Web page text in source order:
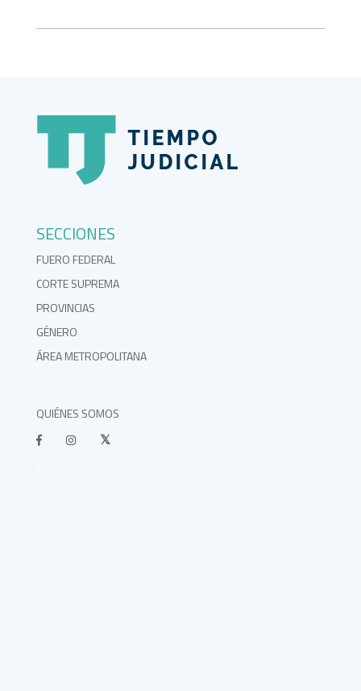
SECCIONES
FUERO FEDERAL
CORTE SUPREMA
PROVINCIAS
GÉNERO
ÁREA METROPOLITANA
QUIÉNES SOMOS